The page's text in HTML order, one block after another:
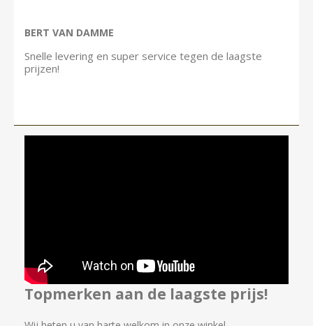
BERT VAN DAMME
Snelle levering en super service tegen de laagste
prijzen!
Topmerken aan de laagste prijs!